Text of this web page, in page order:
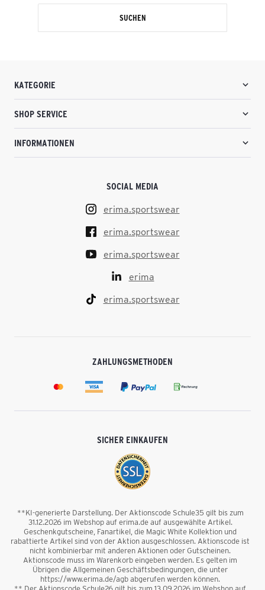
SUCHEN
KATEGORIE
SHOP SERVICE
INFORMATIONEN
SOCIAL MEDIA
erima.sportswear
erima.sportswear
erima.sportswear
erima
erima.sportswear
ZAHLUNGSMETHODEN
SICHER EINKAUFEN
**KI-generierte Darstellung. Der Aktionscode Schule35 gilt bis zum
31.12.2026 im Webshop auf erima.de auf ausgewählte Artikel.
Geschenkgutscheine, Fanartikel, die Magic White Kollektion und
rabattierte Artikel sind von der Aktion ausgeschlossen. Aktionscode ist
nicht kombinierbar mit anderen Aktionen oder Gutscheinen.
Aktionscode muss im Warenkorb eingeben werden. Es gelten im
Übrigen die Allgemeinen Geschäftsbedingungen, die unter
https://www.erima.de/agb abgerufen werden können.